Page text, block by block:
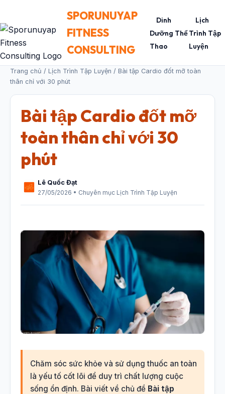
SPORUNUYAP
FITNESS
CONSULTING
Dinh
Dưỡng Thể
Thao
Lịch
Trình Tập
Luyện
Trang chủ / Lịch Trình Tập Luyện / Bài tập Cardio đốt mỡ toàn
thân chỉ với 30 phút
Bài tập Cardio đốt mỡ
toàn thân chỉ với 30
phút
Lê Quốc Đạt
27/05/2026 • Chuyên mục Lịch Trình Tập Luyện
Chăm sóc sức khỏe và sử dụng thuốc an toàn
là yếu tố cốt lõi để duy trì chất lượng cuộc
sống ổn định. Bài viết về chủ đề Bài tập